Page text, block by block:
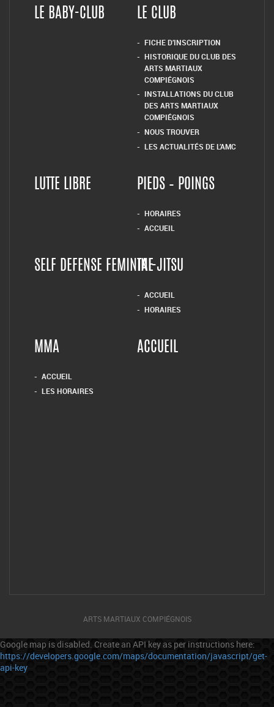
LE BABY-CLUB LE CLUB
FICHE D’INSCRIPTION
HISTORIQUE DU CLUB DES
ARTS MARTIAUX
COMPIÉGNOIS
INSTALLATIONS DU CLUB
DES ARTS MARTIAUX
COMPIÉGNOIS
NOUS TROUVER
LES ACTUALITÉS DE L’AMC
LUTTE LIBRE PIEDS – POINGS
HORAIRES
ACCUEIL
SELF DEFENSE FEMININETAI-JITSU
ACCUEIL
HORAIRES
MMA
ACCUEIL
LES HORAIRES
ACCUEIL
ARTS MARTIAUX COMPIÉGNOIS
Google map is disabled. Create an API key as per instructions here:
https://developers.google.com/maps/documentation/javascript/get-
api-key